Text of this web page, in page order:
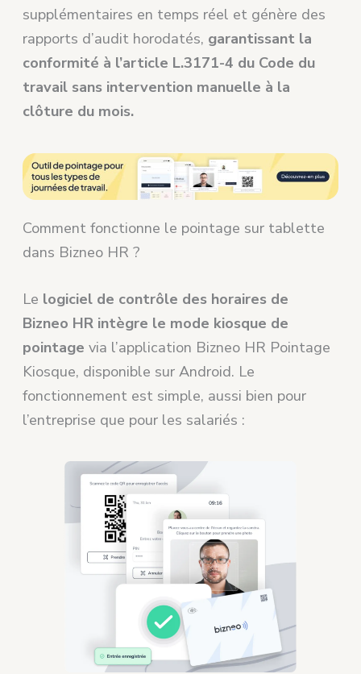
supplémentaires en temps réel et génère des
rapports d’audit horodatés, garantissant la
conformité à l’article L.3171-4 du Code du
travail sans intervention manuelle à la
clôture du mois.
Comment fonctionne le pointage sur tablette
dans Bizneo HR ?
Le logiciel de contrôle des horaires de
Bizneo HR intègre le mode kiosque de
pointage via l’application Bizneo HR Pointage
Kiosque, disponible sur Android. Le
fonctionnement est simple, aussi bien pour
l’entreprise que pour les salariés :